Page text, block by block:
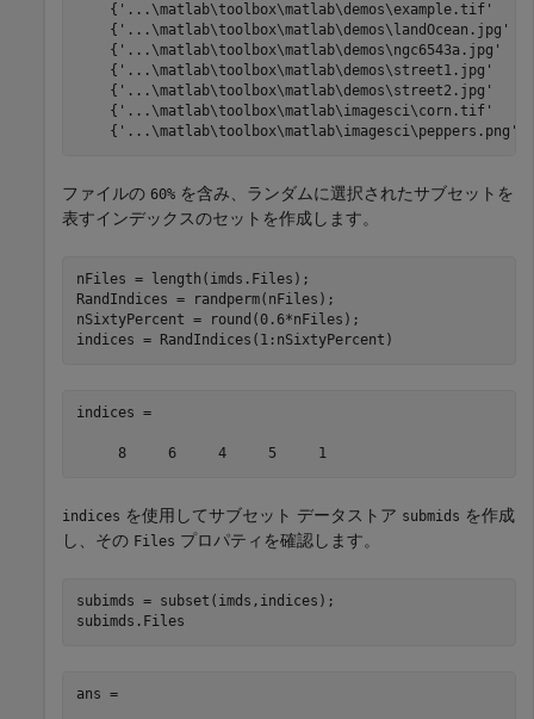
{'...\matlab\toolbox\matlab\demos\example.tif'
{'...\matlab\toolbox\matlab\demos\landOcean.jpg'
{'...\matlab\toolbox\matlab\demos\ngc6543a.jpg'
{'...\matlab\toolbox\matlab\demos\street1.jpg'
{'...\matlab\toolbox\matlab\demos\street2.jpg'
{'...\matlab\toolbox\matlab\imagesci\corn.tif'
{'...\matlab\toolbox\matlab\imagesci\peppers.png'
ファイルの 60% を含み、ランダムに選択されたサブセットを
表すインデックスのセットを作成します。
nFiles = length(imds.Files);
RandIndices = randperm(nFiles);
nSixtyPercent = round(0.6*nFiles);
indices = RandIndices(1:nSixtyPercent)
indices =
     8     6     4     5     1
indices を使用してサブセット データストア submids を作成
し、その Files プロパティを確認します。
subimds = subset(imds,indices);
subimds.Files
ans =